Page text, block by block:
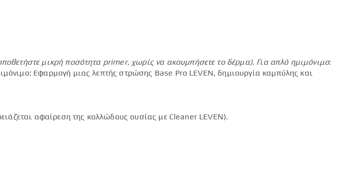
μικρή ποσότητα primer, χωρίς να ακουμπήσετε το δέρμα). Για απλό ημιμόνιμο:
Εφαρμογή μιας λεπτής στρώσης Base Pro LEVEN, δημιουργία καμπύλης και
αφαίρεση της κολλώδους ουσίας με Cleaner LEVEN).